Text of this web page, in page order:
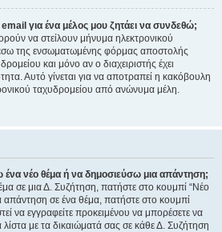
για ένα μέλος μου ζητάει να συνδεθώ;
να στείλουν μήνυμα ηλεκτρονικού
της ενσωματωμένης φόρμας αποστολής
και μόνο αν ο διαχειριστής έχει
Αυτό γίνεται για να αποτραπεί η κακόβουλη
ταχυδρομείου από ανώνυμα μέλη.
νέο θέμα ή να δημοσιεύσω μια απάντηση;
σε μια Δ. Συζήτηση, πατήστε στο κουμπί “Νέο
απάντηση σε ένα θέμα, πατήστε στο κουμπί
να εγγραφείτε προκειμένου να μπορέσετε να
με τα δικαιώματά σας σε κάθε Δ. Συζήτηση